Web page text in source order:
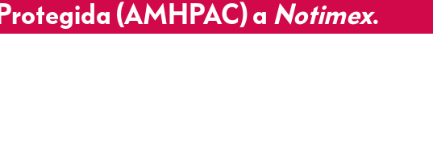
Protegida (AMHPAC) a Notimex.